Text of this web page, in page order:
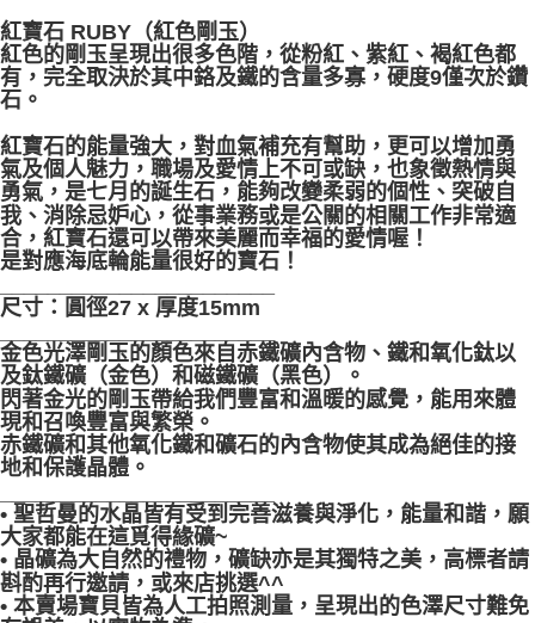
紅寶石 RUBY（紅色剛玉）
紅色的剛玉呈現出很多色階，從粉紅、紫紅、褐紅色都
有，完全取決於其中鉻及鐵的含量多寡，硬度9僅次於鑽
石。
紅寶石的能量強大，對血氣補充有幫助，更可以增加勇
氣及個人魅力，職場及愛情上不可或缺，也象徵熱情與
勇氣，是七月的誕生石，能夠改變柔弱的個性、突破自
我、消除忌妒心，從事業務或是公關的相關工作非常適
合，紅寶石還可以帶來美麗而幸福的愛情喔！
是對應海底輪能量很好的寶石！
尺寸：圓徑27 x 厚度15mm
金色光澤剛玉的顏色來自赤鐵礦內含物、鐵和氧化鈦以
及鈦鐵礦（金色）和磁鐵礦（黑色）。
閃著金光的剛玉帶給我們豐富和溫暖的感覺，能用來體
現和召喚豐富與繁榮。
赤鐵礦和其他氧化鐵和礦石的內含物使其成為絕佳的接
地和保護晶體。
• 聖哲曼的水晶皆有受到完善滋養與淨化，能量和諧，願
大家都能在這覓得緣礦~
• 晶礦為大自然的禮物，礦缺亦是其獨特之美，高標者請
斟酌再行邀請，或來店挑選^^
• 本賣場寶貝皆為人工拍照測量，呈現出的色澤尺寸難免